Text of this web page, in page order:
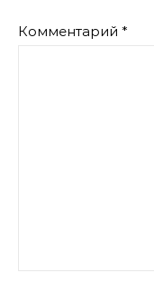
Комментарий *